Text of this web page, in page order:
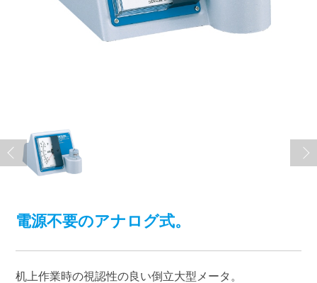
電源不要のアナログ式。
机上作業時の視認性の良い倒立大型メータ。